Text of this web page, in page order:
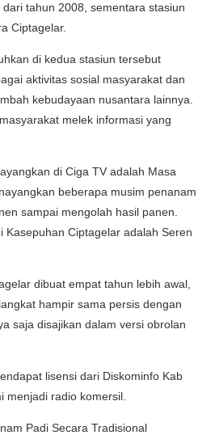
tahun 2008, sementara stasiun
Ciptagelar.
di kedua stasiun tersebut
aktivitas sosial masyarakat dan
kebudayaan nusantara lainnya.
melek informasi yang
di Ciga TV adalah Masa
beberapa musim penanam
sampai mengolah hasil panen.
Kasepuhan Ciptagelar adalah Seren
dibuat empat tahun lebih awal,
hampir sama persis dengan
saja disajikan dalam versi obrolan
lisensi dari Diskominfo Kab
menjadi radio komersil.
Padi Secara Tradisional